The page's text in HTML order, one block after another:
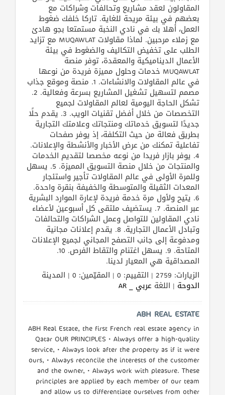
المقاولون لعقد مشاريع وتحالفات وشراكات مع
بعضهم في بيئة مريحة للغاية. تاركا خلفك ضغوط
العمل، أهلا بك في نادي النخبة مستمتعا بجو هادئ
مع زملاء مرحبين. لماذا مقاولات MUQAWLAT مع تزايد
الطلب على تخفيض التكاليف والضغوط في بيئة
الأعمال الديناميكية والمعقدة، توفر منصة
MUQAWLAT خدمات وحلول مميزة فريدة من نوعها
في عالم المقاولات والانشاءات. 1. منصة وموقع جذاب
مصمم لتسهيل تشغيل المشاريع بسرعة وفعالية. 2.
تشكل الحاجة اليومية لعالم المقاولات لجميع
التخصصات من خلال أفضل تقنيات الويب. 3. يقدم حلًا
جديدًا لتسويق خدماتك ومنتجاتك وعلامتك التجارية
بطريق فعالة من حيث التكلفة، إذ يوفر صفحات
تفاعلية تمكنك من عرض الأخبار والأنشطة والإعلانات.
4. يوفر بازار فريدا من نوعه مخصصا لتقديم الخدمات
والمنتجات من خلال منصة التسويق المميزة. 5. يسهل
وللمرة الأولى في عالم المقاولات تأجير واستئجار
المعدات الثقيلة والمتوسطة والخفيفة بنقرة واحدة.
6. يتيح ولأول مرة خدمة فريدة لإعارة الموارد البشرية
عبر المنصة. 7. يستضيف ملتقى كل أسبوعين لأعضاء
نادي المقاولين للتواصل وعمل الشراكات والتحالفات
وتبادل الأعمال التجارية. 8. يقدم إعلانات مجانية
ومدفوعة إلى جانب التصفح المجاني لجميع الإعلانات
المتاحة. 9. يسهل اغتنام والتقاط الفرص. 10.
المصداقية هي المعيار لدينا.
الزيارات: 2759 | التقييم: 0 | المقيّمين: 0 | المدينة
الدوحة | اللغة عربي _ AR
ABH REAL ESTATE
ABH Real Estate, the first French real estate agency in
Qatar OUR PRINCIPLES • Always offer a high-quality
service, • Always look after the property as if it were
ours, • Always reconcile the interests of the customer
and the owner, • Always work with pleasure. These
principles are applied by each member of our team
and allow us to differentiate ourselves from other